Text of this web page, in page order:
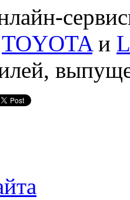
TOYOTAи